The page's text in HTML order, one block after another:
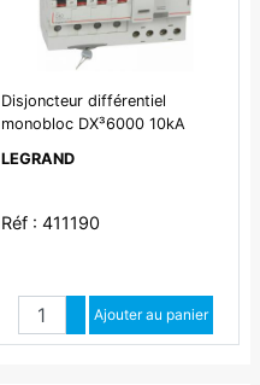
Disjoncteur différentiel
monobloc DX³6000 10kA
vis 4P 400V~ - 40A - typeAC
LEGRAND
Réf : 411190
Quantité
Augmenter quantité
Diminuer quantité
Ajouter au panier